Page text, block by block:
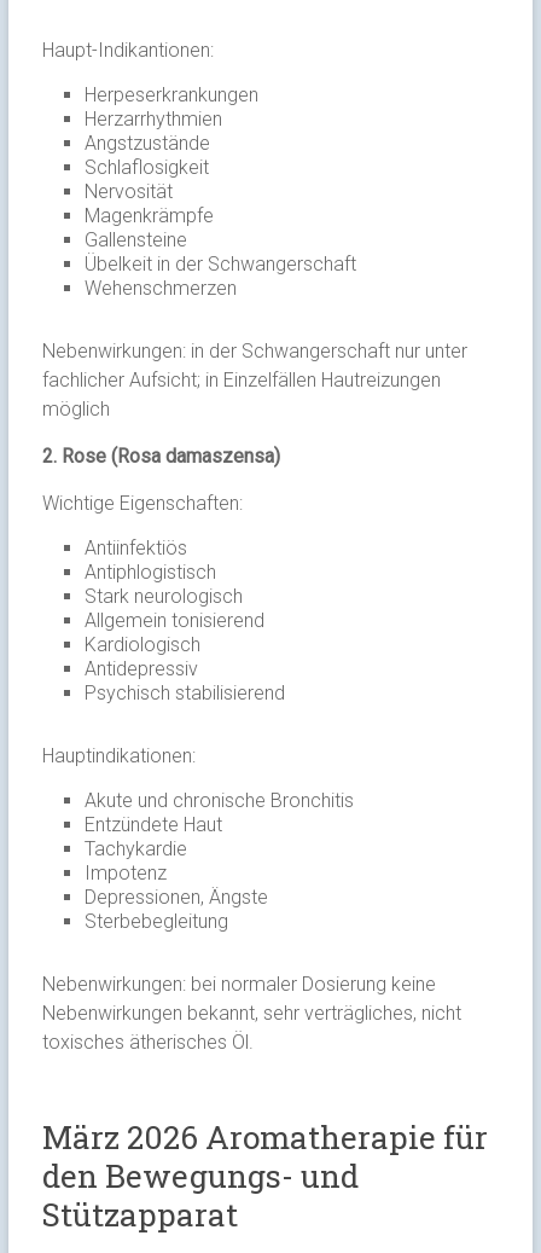
Haupt-Indikantionen:
Herpeserkrankungen
Herzarrhythmien
Angstzustände
Schlaflosigkeit
Nervosität
Magenkrämpfe
Gallensteine
Übelkeit in der Schwangerschaft
Wehenschmerzen
Nebenwirkungen: in der Schwangerschaft nur unter
fachlicher Aufsicht; in Einzelfällen Hautreizungen
möglich
2. Rose (Rosa damaszensa)
Wichtige Eigenschaften:
Antiinfektiös
Antiphlogistisch
Stark neurologisch
Allgemein tonisierend
Kardiologisch
Antidepressiv
Psychisch stabilisierend
Hauptindikationen:
Akute und chronische Bronchitis
Entzündete Haut
Tachykardie
Impotenz
Depressionen, Ängste
Sterbebegleitung
Nebenwirkungen: bei normaler Dosierung keine
Nebenwirkungen bekannt, sehr verträgliches, nicht
toxisches ätherisches Öl.
März 2026 Aromatherapie für
den Bewegungs- und
Stützapparat